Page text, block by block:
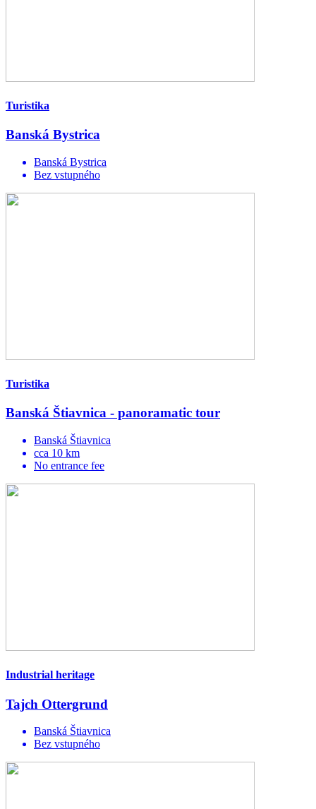
Turistika
Banská Bystrica
Banská Bystrica
Bez vstupného
Turistika
Banská Štiavnica - panoramatic tour
Banská Štiavnica
cca 10 km
No entrance fee
Industrial heritage
Tajch Ottergrund
Banská Štiavnica
Bez vstupného